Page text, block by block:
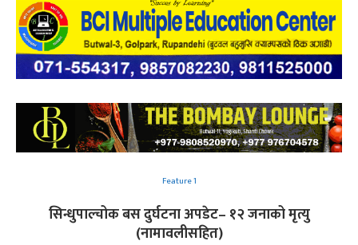
Feature 1
सिन्धुपाल्चोक बस दुर्घटना अपडेट– १२ जनाको मृत्यु
(नामावलीसहित)